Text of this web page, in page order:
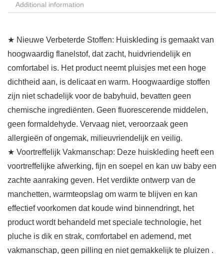
Additional information
★ Nieuwe Verbeterde Stoffen: Huiskleding is gemaakt van
hoogwaardig flanelstof, dat zacht, huidvriendelijk en
comfortabel is. Het product neemt pluisjes met een hoge
dichtheid aan, is delicaat en warm. Hoogwaardige stoffen
zijn niet schadelijk voor de babyhuid, bevatten geen
chemische ingrediënten. Geen fluorescerende middelen,
geen formaldehyde. Vervaag niet, veroorzaak geen
allergieën of ongemak, milieuvriendelijk en veilig.
★ Voortreffelijk Vakmanschap: Deze huiskleding heeft een
voortreffelijke afwerking, fijn en soepel en kan uw baby een
zachte aanraking geven. Het verdikte ontwerp van de
manchetten, warmteopslag om warm te blijven en kan
effectief voorkomen dat koude wind binnendringt, het
product wordt behandeld met speciale technologie, het
pluche is dik en strak, comfortabel en ademend, met
vakmanschap, geen pilling en niet gemakkelijk te pluizen .